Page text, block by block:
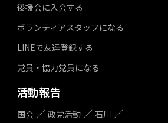
後援会に入会する
ボランティアスタッフになる
LINEで友達登録する
党員・協力党員になる
活動報告
国会 政党活動
石川